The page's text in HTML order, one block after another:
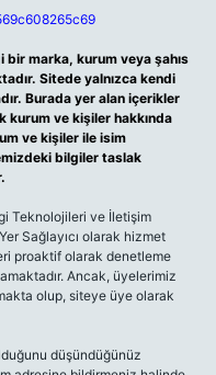
marka, kurum veya şahıs
Sitede yalnızca kendi
Burada yer alan içerikler
kurum ve kişiler hakkında
ve kişiler ile isim
bilgiler taslak
Teknolojileri ve İletişim
Sağlayıcı olarak hizmet
proaktif olarak denetleme
Ancak, üyelerimiz
olup, siteye üye olarak
düşündüğünüz